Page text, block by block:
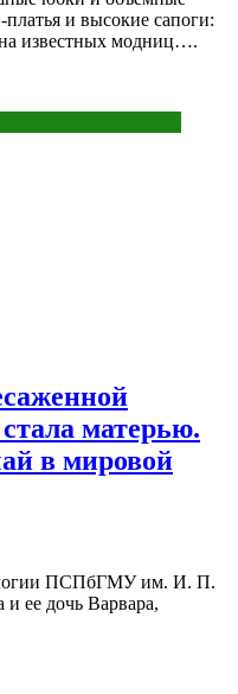
и высокие сапоги:
известных модниц….
матерью.
в мировой
ПСПбГМУ им. И. П.
ее дочь Варвара,